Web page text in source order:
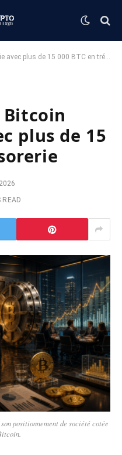
plus de 15 000 BTC en trésorerie
plus de 15
READ
positionnement de société cotée